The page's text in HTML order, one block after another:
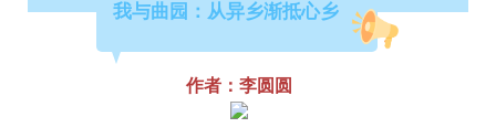
我与曲园：从异乡渐抵心乡
作者：李圆圆